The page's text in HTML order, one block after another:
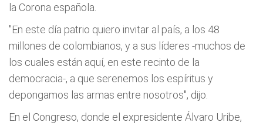
la Corona española.
"En este día patrio quiero invitar al país, a los 48
millones de colombianos, y a sus líderes -muchos de
los cuales están aquí, en este recinto de la
democracia-, a que serenemos los espíritus y
depongamos las armas entre nosotros", dijo.
En el Congreso, donde el expresidente Álvaro Uribe,